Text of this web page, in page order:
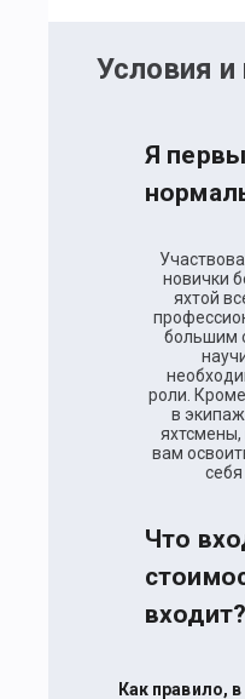
Условия
Я
новички
яхтой
большим
роли.
в
яхтсмены,
вам
Что
входит?
Как правило, в